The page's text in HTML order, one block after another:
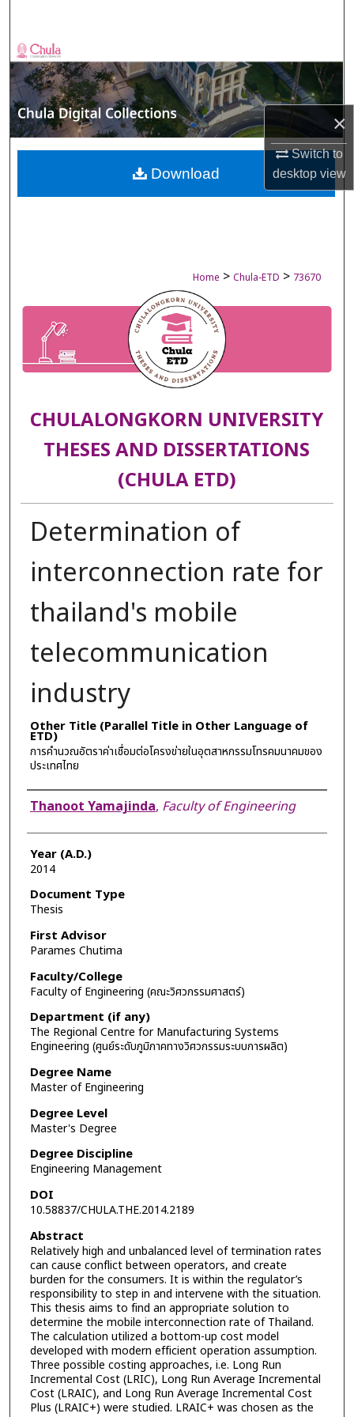
×
Switch to
desktopview
Browse Collections
My Account
About
Digital Commons Network™
Home > Chula-ETD > 73670
CHULALONGKORN UNIVERSITY
THESES AND DISSERTATIONS
(CHULA ETD)
Determination of
interconnection rate for
thailand's mobile
telecommunication
industry
Other Title (Parallel Title in Other Language of
ETD)
การคำนวณอัตราค่าเชื่อมต่อโครงข่ายในอุตสาหกรรมโทรคมนาคมของ
ประเทศไทย
Author
Thanoot Yamajinda, Faculty of Engineering
Year (A.D.)
2014
Document Type
Thesis
First Advisor
Parames Chutima
Faculty/College
Faculty of Engineering (คณะวิศวกรรมศาสตร์)
Department (if any)
The Regional Centre for Manufacturing Systems
Engineering (ศูนย์ระดับภูมิภาคทางวิศวกรรมระบบการผลิต)
Degree Name
Master of Engineering
Degree Level
Master's Degree
Degree Discipline
Engineering Management
DOI
10.58837/CHULA.THE.2014.2189
Abstract
Relatively high and unbalanced level of termination rates
can cause conflict between operators, and create
burden for the consumers. It is within the regulator’s
responsibility to step in and intervene with the situation.
This thesis aims to find an appropriate solution to
determine the mobile interconnection rate of Thailand.
The calculation utilized a bottom-up cost model
developed with modern efficient operation assumption.
Three possible costing approaches, i.e. Long Run
Incremental Cost (LRIC), Long Run Average Incremental
Cost (LRAIC), and Long Run Average Incremental Cost
Plus (LRAIC+) were studied. LRAIC+ was chosen as the
Download